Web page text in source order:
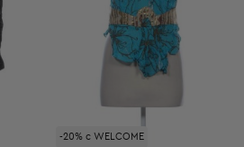
-20% с WELCOME